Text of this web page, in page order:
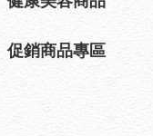
促銷商品專區